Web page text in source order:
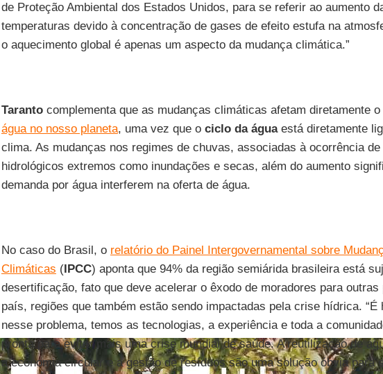
de Proteção Ambiental dos Estados Unidos, para se referir ao aumento
temperaturas devido à concentração de gases de efeito estufa na
o aquecimento global é apenas um aspecto da mudança climática.”
Tarantocomplementa que as mudanças climáticas afetam diretamente o
água no nosso planeta, uma vez que o ciclo da águaestá diretamente
clima. As mudanças nos regimes de chuvas, associadas à ocorrência de
hidrológicos extremos como inundações e secas, além do aumento
demanda por água interferem na oferta de água.
No caso do Brasil, o relatório do Painel Intergovernamental sobre
Climáticas (IPCC) aponta que 94% da região semiárida brasileira está
desertificação, fato que deve acelerar o êxodo de moradores para outras
país, regiões que também estão sendo impactadas pela crise hídrica. “É
nesse problema, temos as tecnologias, a experiência e toda a
pronta para evitar mais uma crise mundial de saúde. A reutilização de
a economia circular e a gestão de resíduos são uma solução óbvia para